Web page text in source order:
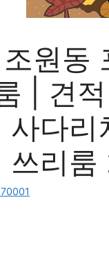
원동
| 견
사다
쓰리